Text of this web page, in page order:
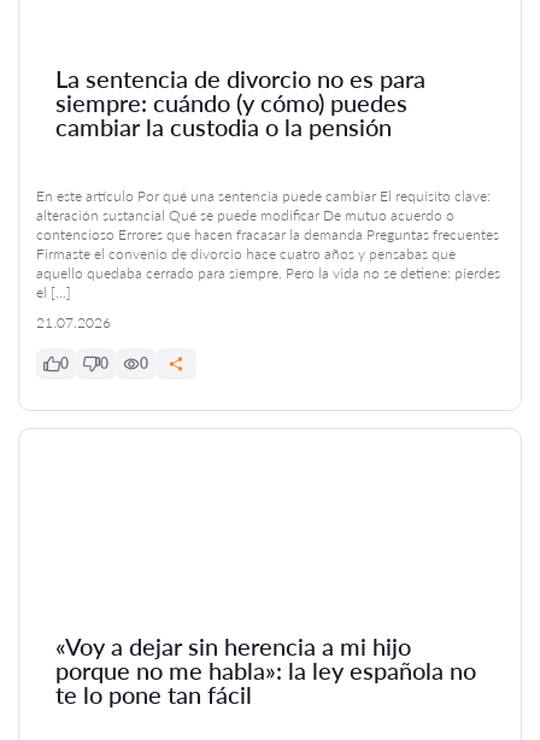
La sentencia de divorcio no es para
siempre: cuándo (y cómo) puedes
cambiar la custodia o la pensión
En este artículo Por qué una sentencia puede cambiar El requisito clave:
alteración sustancial Qué se puede modificar De mutuo acuerdo o
contencioso Errores que hacen fracasar la demanda Preguntas frecuentes
Firmaste el convenio de divorcio hace cuatro años y pensabas que
aquello quedaba cerrado para siempre. Pero la vida no se detiene: pierdes
el […]
21.07.2026
0 0 0
«Voy a dejar sin herencia a mi hijo
porque no me habla»: la ley española no
te lo pone tan fácil